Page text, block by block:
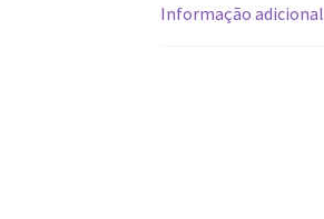
Informação adicional